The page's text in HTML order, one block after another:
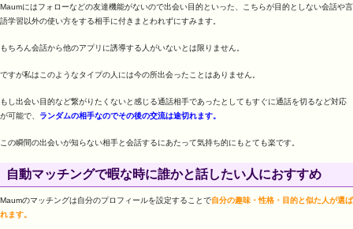
Maumにはフォローなどの友達機能がないので出会い目的といった、こちらが目的としない会話や言
語学習以外の使い方をする相手に付きまとわれずにすみます。
もちろん会話から他のアプリに誘導する人がいないとは限りません。
ですが私はこのようなタイプの人には今の所出会ったことはありません。
もし出会い目的など繋がりたくないと感じる通話相手であったとしてもすぐに通話を切るなど対応
が可能で、 ランダムの相手なのでその後の交流は途切れます。
この瞬間の出会いが知らない相手と会話するにあたって気持ち的にもとても楽です。
自動マッチングで暇な時に誰かと話したい人におすすめ
Maumのマッチングは自分のプロフィールを設定することで自分の趣味・性格・目的と似た人が選ば
れます。